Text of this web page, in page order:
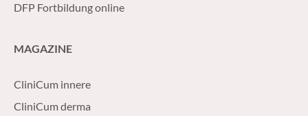
DFP Fortbildung online
MAGAZINE
CliniCum innere
CliniCum derma